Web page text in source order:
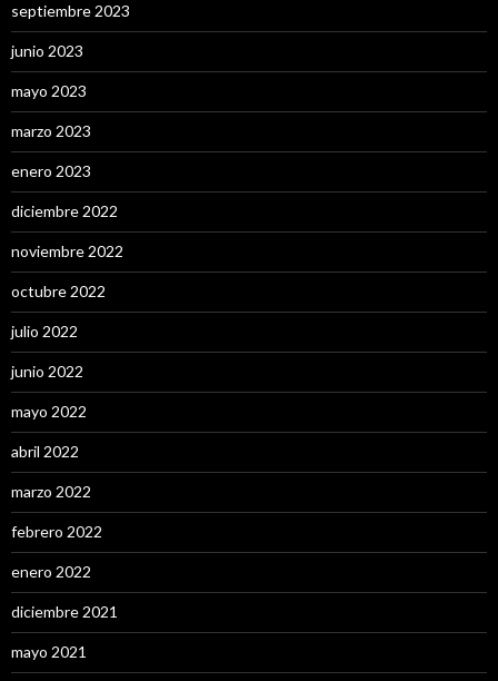
septiembre 2023
junio 2023
mayo 2023
marzo 2023
enero 2023
diciembre 2022
noviembre 2022
octubre 2022
julio 2022
junio 2022
mayo 2022
abril 2022
marzo 2022
febrero 2022
enero 2022
diciembre 2021
mayo 2021